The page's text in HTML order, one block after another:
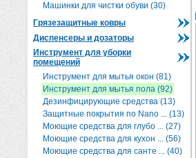
Машинки для чистки обуви (30)
Грязезащитные ковры
Диспенсеры и дозаторы
Инструмент для уборки
помещений
Инструмент для мытья окон (81)
Инструмент для мытья пола (92)
Дезинфицирующие средства (13)
Защитные покрытия по Nano ... (13)
Моющие средства для глубо ... (27)
Моющие средства для кухон ... (56)
Моющие средства для санте ... (40)